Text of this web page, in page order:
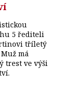
5 řediteli
tříletý
má
trest ve výši